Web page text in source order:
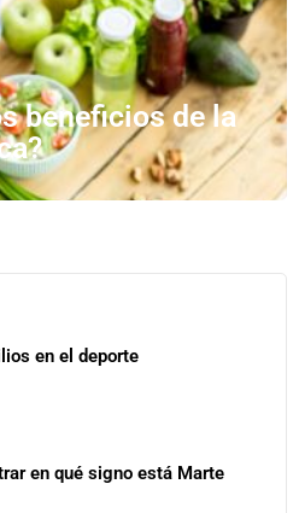
beneficios de la
en el deporte
en qué signo está Marte